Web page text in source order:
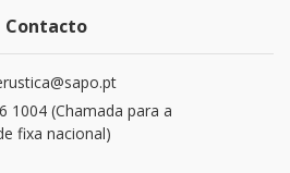
Contacto
1004 (Chamada para a
fixa nacional)